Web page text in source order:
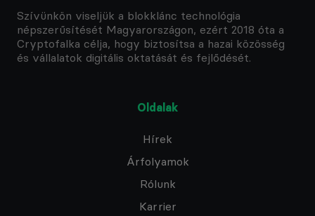
Szívünkön viseljük a blokklánc technológia
népszerűsítését Magyarországon, ezért 2018 óta a
Cryptofalka célja, hogy biztosítsa a hazai közösség
és vállalatok digitális oktatását és fejlődését.
Oldalak
Hírek
Árfolyamok
Rólunk
Karrier